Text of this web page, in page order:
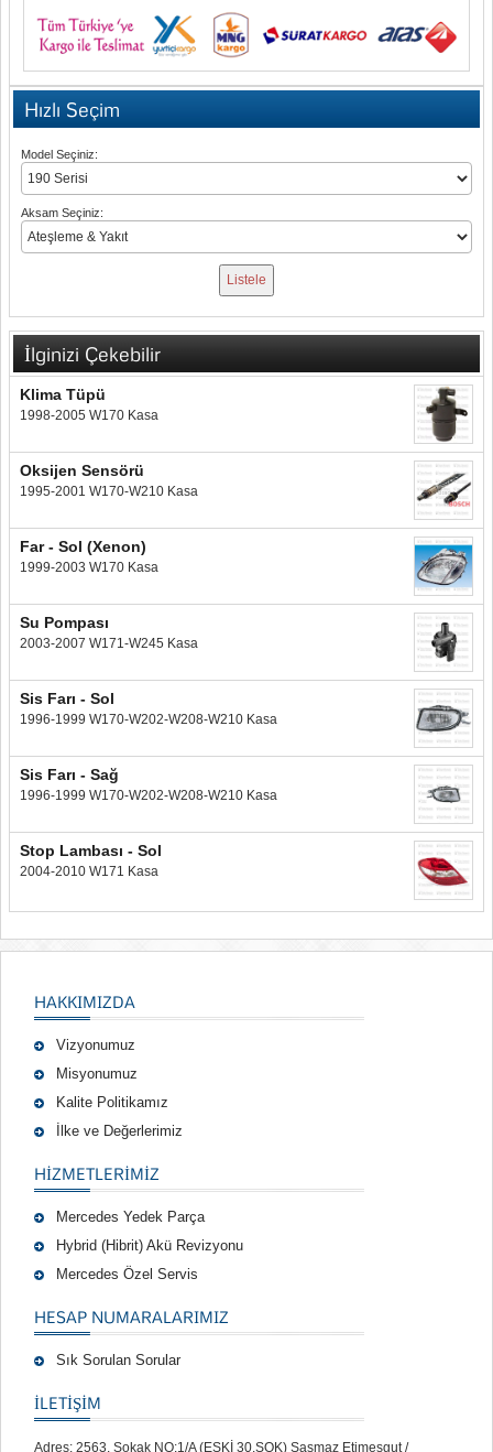
Hızlı Seçim
Model Seçiniz:
Aksam Seçiniz:
İlginizi Çekebilir
Klima Tüpü
1998-2005 W170 Kasa
Oksijen Sensörü
1995-2001 W170-W210 Kasa
Far - Sol (Xenon)
1999-2003 W170 Kasa
Su Pompası
2003-2007 W171-W245 Kasa
Sis Farı - Sol
1996-1999 W170-W202-W208-W210 Kasa
Sis Farı - Sağ
1996-1999 W170-W202-W208-W210 Kasa
Stop Lambası - Sol
2004-2010 W171 Kasa
HAKKIMIZDA
Vizyonumuz
Misyonumuz
Kalite Politikamız
İlke ve Değerlerimiz
HIZMETLERIMIZ
Mercedes Yedek Parça
Hybrid (Hibrit) Akü Revizyonu
Mercedes Özel Servis
HESAP NUMARALARIMIZ
Sık Sorulan Sorular
İLETİŞİM
Adres: 2563. Sokak NO:1/A (ESKİ 30.SOK) Şaşmaz Etimesgut /